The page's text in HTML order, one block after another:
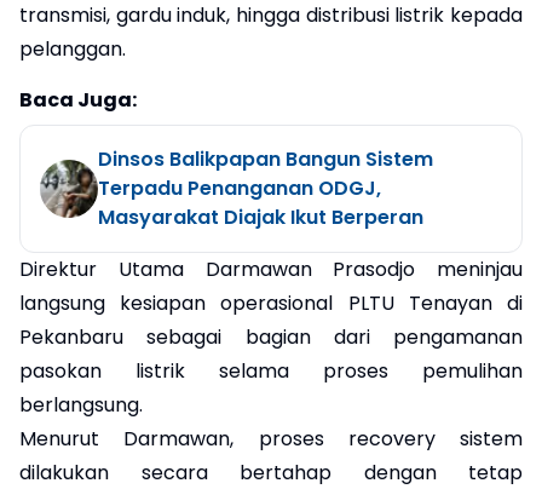
transmisi, gardu induk, hingga distribusi listrik kepada
pelanggan.
Baca Juga:
Dinsos Balikpapan Bangun Sistem
Terpadu Penanganan ODGJ,
Masyarakat Diajak Ikut Berperan
Direktur Utama Darmawan Prasodjo meninjau
langsung kesiapan operasional PLTU Tenayan di
Pekanbaru sebagai bagian dari pengamanan
pasokan listrik selama proses pemulihan
berlangsung.
Menurut Darmawan, proses recovery sistem
dilakukan secara bertahap dengan tetap